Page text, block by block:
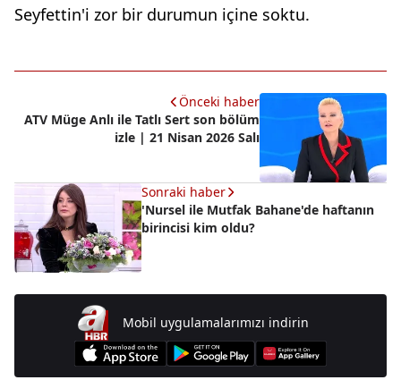
Seyfettin'i zor bir durumun içine soktu.
Önceki haber
ATV Müge Anlı ile Tatlı Sert son bölüm
izle | 21 Nisan 2026 Salı
Sonraki haber
'Nursel ile Mutfak Bahane'de haftanın
birincisi kim oldu?
Mobil uygulamalarımızı indirin